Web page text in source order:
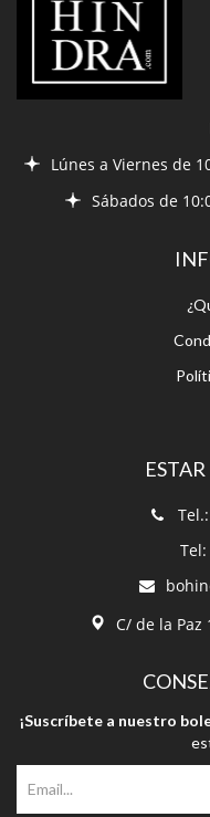
Lúnes a Viernes de
Sábados de
Tel:
C/ de la Paz
¡Suscríbete a nuestro